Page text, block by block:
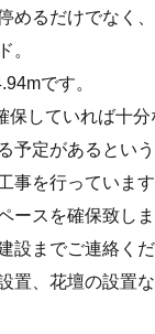
めるだけでなく
。
です。
していれば十
予定があるとい
事を行っていま
ースを確保致し
設までご連絡く
置、花壇の設置